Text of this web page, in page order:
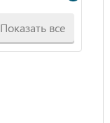
Показать все